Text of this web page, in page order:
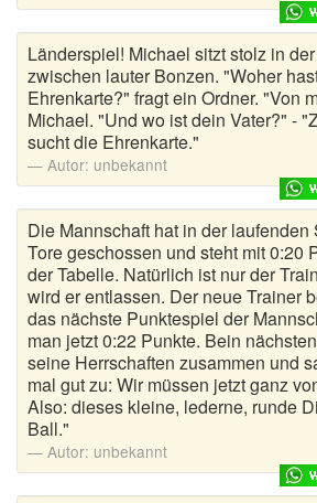
Länderspiel! Michael sitzt stolz in
zwischen lauter Bonzen. "Woher
Ehrenkarte?" fragt ein Ordner. "Von
Michael. "Und wo ist dein Vater?" -
sucht die Ehrenkarte."
Autor: unbekannt
Die Mannschaft hat in der laufenden
Tore geschossen und steht mit 0:20
der Tabelle. Natürlich ist nur der
wird er entlassen. Der neue Trainer
das nächste Punktespiel der
man jetzt 0:22 Punkte. Bein
seine Herrschaften zusammen und
mal gut zu: Wir müssen jetzt ganz
Also: dieses kleine, lederne, runde
Ball."
Autor: unbekannt